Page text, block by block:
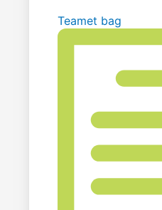
Teamet bag